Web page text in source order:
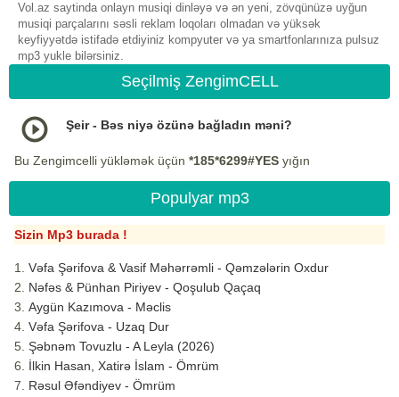
Vol.az saytinda onlayn musiqi dinləyə və ən yeni, zövqünüzə uyğun
musiqi parçalarını səsli reklam loqoları olmadan və yüksək
keyfiyyətdə istifadə etdiyiniz kompyuter və ya smartfonlarınıza pulsuz
mp3 yukle bilərsiniz.
Seçilmiş ZengimCELL
Şeir - Bəs niyə özünə bağladın məni?
Bu Zengimcelli yükləmək üçün *185*6299#YES yığın
Populyar mp3
Sizin Mp3 burada !
Vəfa Şərifova & Vasif Məhərrəmli - Qəmzələrin Oxdur
Nəfəs & Pünhan Piriyev - Qoşulub Qaçaq
Aygün Kazımova - Məclis
Vəfa Şərifova - Uzaq Dur
Şəbnəm Tovuzlu - A Leyla (2026)
İlkin Hasan, Xatirə İslam - Ömrüm
Rəsul Əfəndiyev - Ömrüm